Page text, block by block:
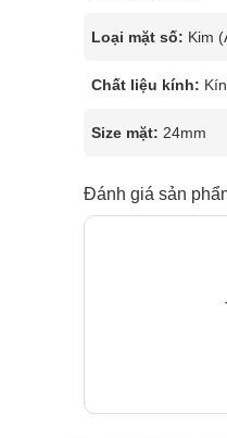
Loại mặt số: Kim
Chất liệu kính:
Size mặt: 24mm
Đánh giá sản